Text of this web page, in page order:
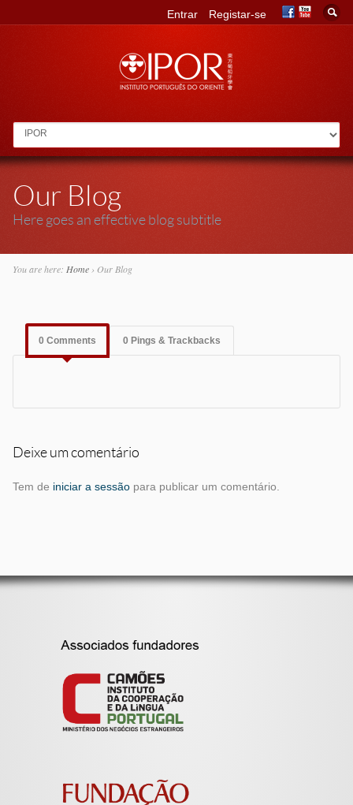
Go to:
Entrar Registar-se
Our Blog
Here goes an effective blog subtitle
You are here: Home› Our Blog
0 Comments 0 Pings & Trackbacks
Deixe um comentário
Tem de iniciar a sessãopara publicar um comentário.